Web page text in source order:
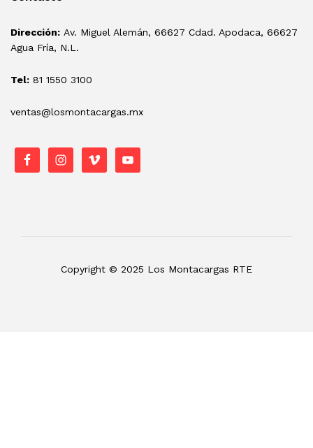
Dirección: Av. Miguel Alemán, 66627 Cdad. Apodaca, 66627
Agua Fría, N.L.
Tel: 81 1550 3100
ventas@losmontacargas.mx
Copyright © 2025 Los Montacargas RTE